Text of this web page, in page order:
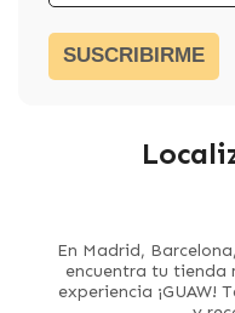
SUSCRIBIRME
En Madrid,
encuentra tu tienda
experiencia ¡GUAW!